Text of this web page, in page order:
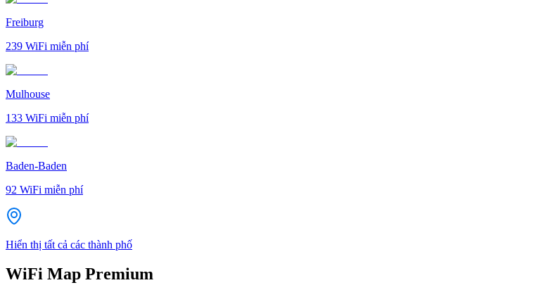
Freiburg
239 WiFi miễn phí
Mulhouse
133 WiFi miễn phí
Baden-Baden
92 WiFi miễn phí
Hiển thị tất cả các thành phố
WiFi Map Premium